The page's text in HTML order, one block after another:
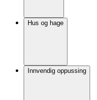
Hus og hage
Innvendig oppussing